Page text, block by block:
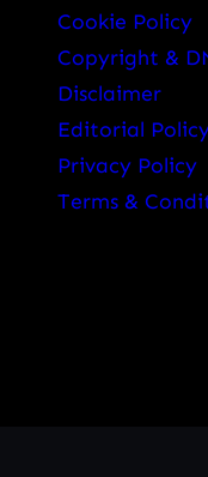
Cookie Policy
Copyright &
Disclaimer
Editorial
Privacy Policy
Terms &